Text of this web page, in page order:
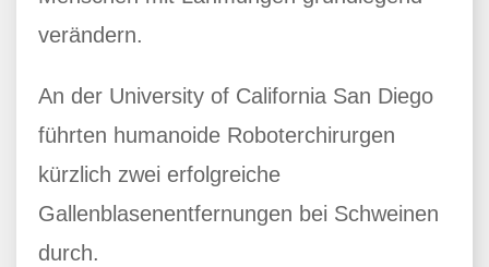
verändern.
An der University of California San Diego
führten humanoide Roboterchirurgen
kürzlich zwei erfolgreiche
Gallenblasenentfernungen bei Schweinen
durch.